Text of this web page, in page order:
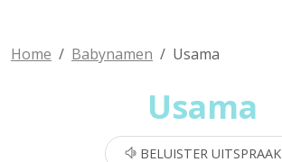
Home Babynamen Usama
Usama
BELUISTER UITSPRAAK